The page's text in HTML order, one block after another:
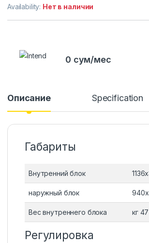
Availability: Нет в наличии
0 сум/мес
Описание Specification
Габариты
Внутренний блок
наружный блок
Вес внутреннего блока кг 47
Регулировка